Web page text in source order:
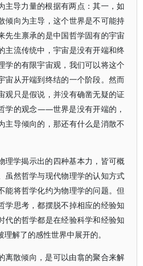
主导力量的根据有两点：其一，如
倾向为主导，这个世界是不可能持
先生禀承的是中国哲学固有的宇宙
主流传统中，宇宙是没有开端和终
学的有限宇宙观，我们可以将这个
宙从开端到终结的一个阶段。然而
观只是假说，并没有确凿无疑的证
学的观念——世界是没有开端的，
主导倾向的，那还有什么是消散不
理学揭示出的四种基本力，皆可概
虽然哲学与现代物理学的认知方式
能将哲学化约为物理学的问题。但
学思考，都摆脱不掉相应的经验知
代的哲学都是在经验科学和经验知
解了的感性世界中展开的。
离散倾向，是可以由翕的聚合来解